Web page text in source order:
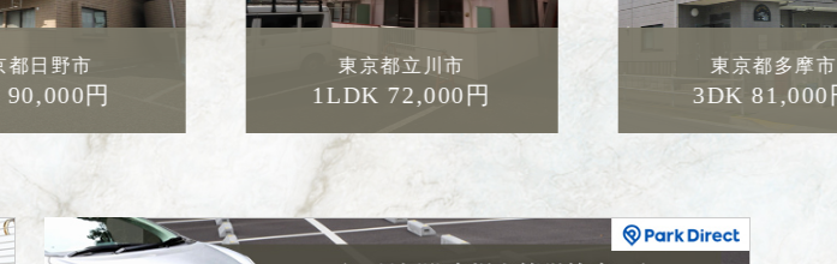
都立川市
72,000円
東京都多摩市
3DK 81,000円
東京都八王子
2LDK